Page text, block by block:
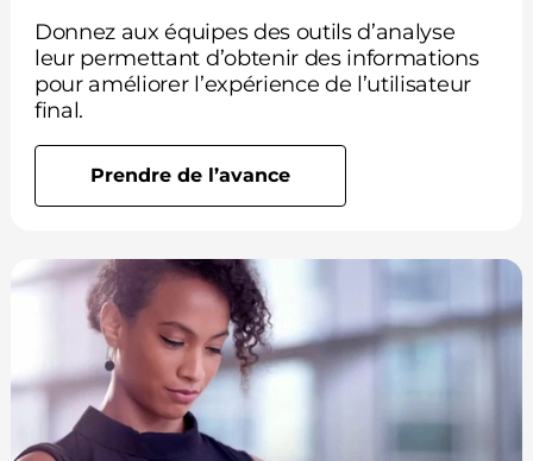
Donnez aux équipes des outils d’analyse
leur permettant d’obtenir des informations
pour améliorer l’expérience de l’utilisateur
final.
Prendre de l’avance